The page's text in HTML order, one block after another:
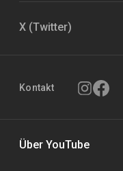
X (Twitter)
Kontakt
Über YouTube